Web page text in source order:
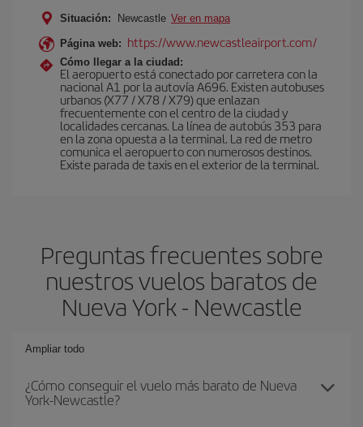
Situación: Newcastle Ver en mapa
Página web: https://www.newcastleairport.com/
Cómo llegar a la ciudad:
El aeropuerto está conectado por carretera con la
nacional A1 por la autovía A696. Existen autobuses
urbanos (X77 / X78 / X79) que enlazan
frecuentemente con el centro de la ciudad y
localidades cercanas. La línea de autobús 353 para
en la zona opuesta a la terminal. La red de metro
comunica el aeropuerto con numerosos destinos.
Existe parada de taxis en el exterior de la terminal.
Preguntas frecuentes sobre
nuestros vuelos baratos de
Nueva York - Newcastle
Ampliar todo
¿Cómo conseguir el vuelo más barato de Nueva
York-Newcastle?